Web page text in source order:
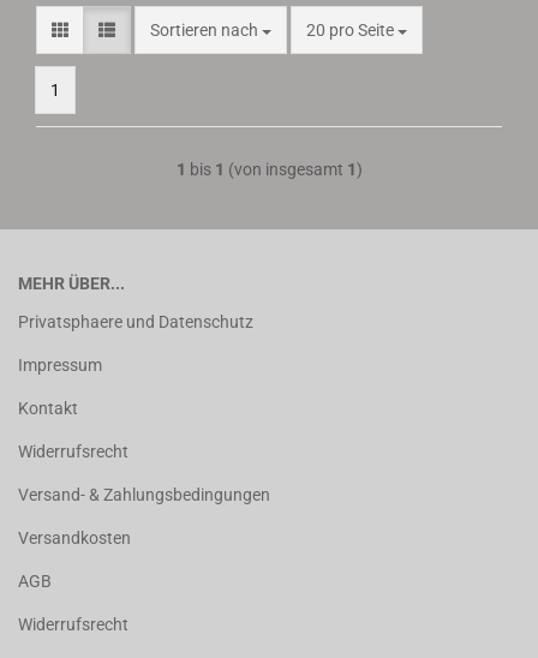
Sortieren nach
Sortieren nach 20 pro Seite
pro Seite
1
1 bis 1 (von insgesamt 1)
MEHR ÜBER...
Privatsphaere und Datenschutz
Impressum
Kontakt
Widerrufsrecht
Versand- & Zahlungsbedingungen
Versandkosten
AGB
Widerrufsrecht